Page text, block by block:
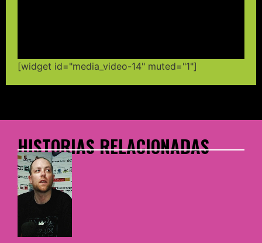
[widget id="media_video-14" muted="1"]
HISTORIAS RELACIONADAS